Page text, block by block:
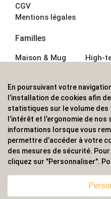
CGV
Mentions légales
Familles
Maison & Mug
Écriture
Bagagerie sacs
High-
Sport
Enfant
ALVS, fournisseur
professionnels. Une
couverture internationale.
En poursuivant votre
l’installation de cookies afin
statistiques sur le volume
l’intérêt et l’ergonomie de
informations lorsque vous
permettre d’accéder à votre
des mesures de sécurité.
cliquez sur "Personnaliser".